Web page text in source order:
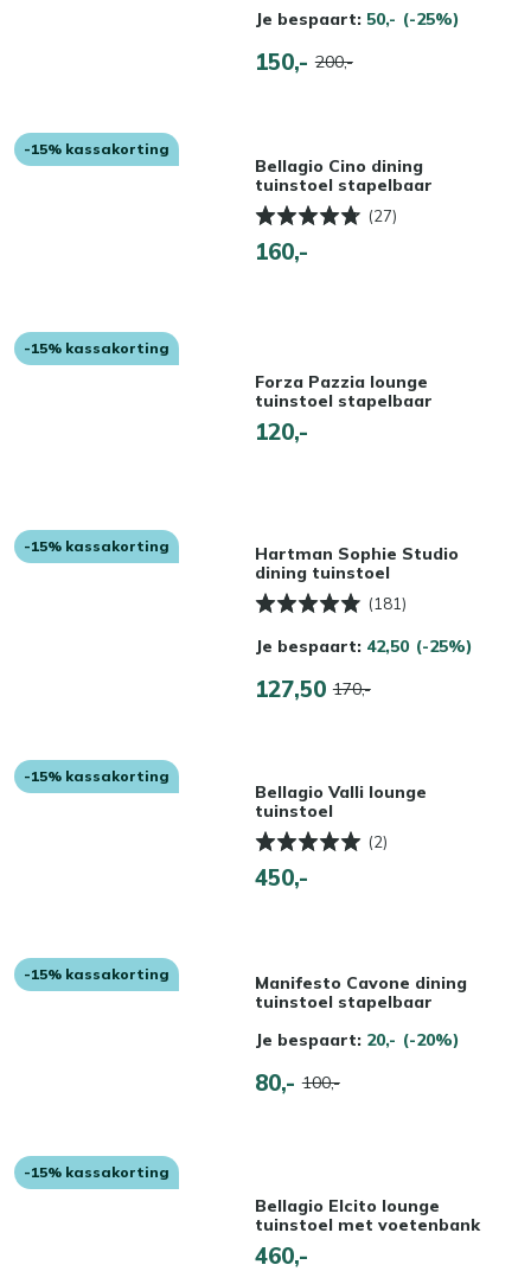
Je bespaart: 50,- (-25%)
150,- 200,-
-15% kassakorting
Bellagio Cino dining
tuinstoel stapelbaar
(27)
160,-
-15% kassakorting
Forza Pazzia lounge
tuinstoel stapelbaar
120,-
-15% kassakorting
Hartman Sophie Studio
dining tuinstoel
(181)
Je bespaart: 42,50 (-25%)
127,50 170,-
-15% kassakorting
Bellagio Valli lounge
tuinstoel
(2)
450,-
-15% kassakorting
Manifesto Cavone dining
tuinstoel stapelbaar
Je bespaart: 20,- (-20%)
80,- 100,-
-15% kassakorting
Bellagio Elcito lounge
tuinstoel met voetenbank
460,-